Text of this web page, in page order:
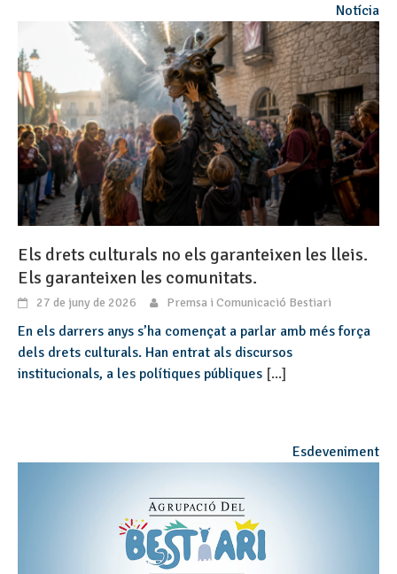
Notícia
Els drets culturals no els garanteixen les lleis.
Els garanteixen les comunitats.
27 de juny de 2026 Premsa i Comunicació Bestiari
En els darrers anys s’ha començat a parlar amb més força
dels drets culturals. Han entrat als discursos
institucionals, a les polítiques públiques [...]
Esdeveniment